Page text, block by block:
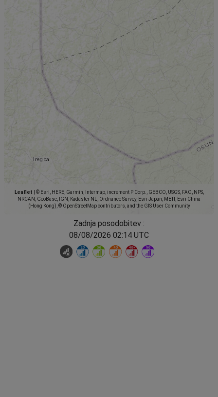
Leaflet
© Esri, HERE, Garmin, Intermap, increment P Corp., GEBCO, USGS, FAO, NPS,
NRCAN, GeoBase, IGN, Kadaster NL, Ordnance Survey, Esri Japan, METI, Esri China
(Hong Kong), © OpenStreetMap contributors, and the GIS User Community
Zadnja posodobitev :
08/08/2026 02:14 UTC